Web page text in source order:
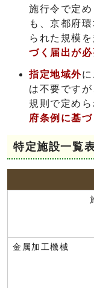
施行令で定
も、京都府
られた規模
づく届出が必
指定地域外
は不要です
規則で定め
府条例に基
特定施設一覧
金属加工機械